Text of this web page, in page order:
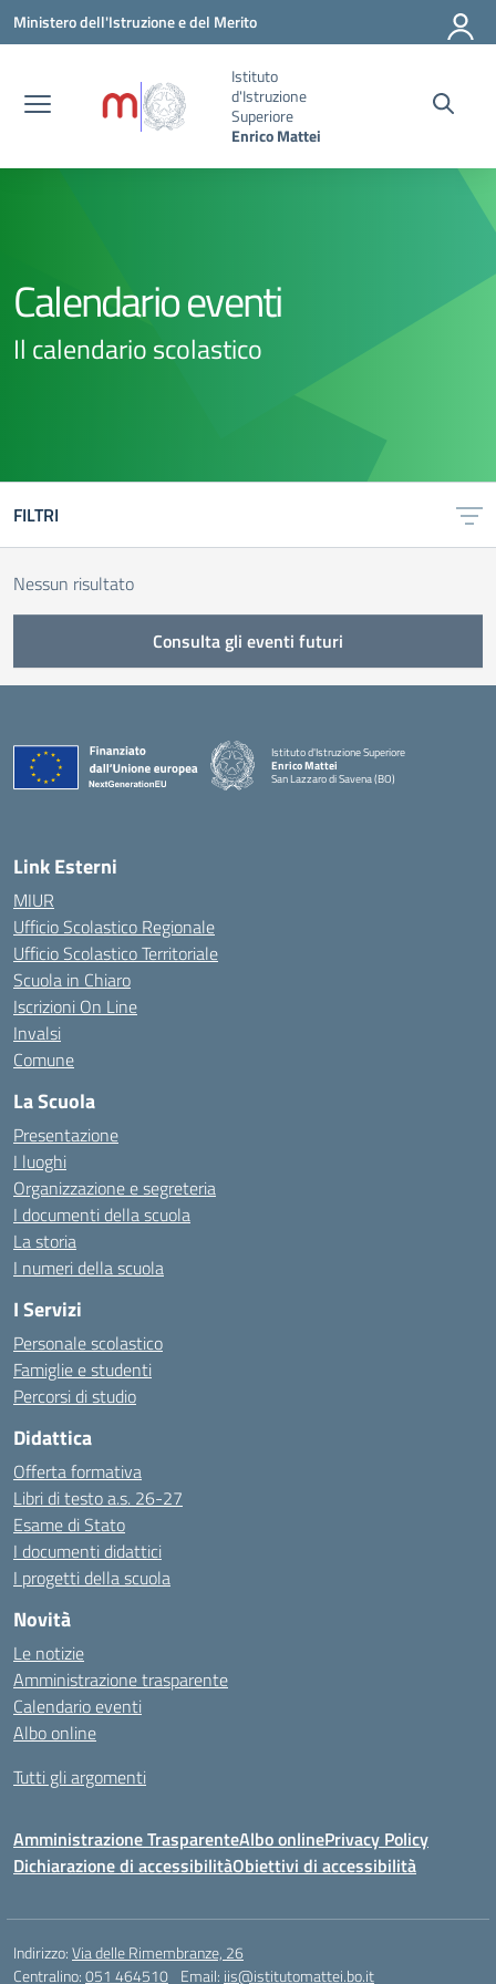
Vai ai contenuti
Vai al menu di navigazione
Vai al footer
Ministero dell'Istruzione e del Merito
Istituto
d'Istruzione
Superiore
Enrico Mattei
Calendario eventi
Il calendario scolastico
FILTRI
Nessun risultato
Consulta gli eventi futuri
Istituto d'Istruzione Superiore
Enrico Mattei
San Lazzaro di Savena (BO)
Link Esterni
MIUR
Ufficio Scolastico Regionale
Ufficio Scolastico Territoriale
Scuola in Chiaro
Iscrizioni On Line
Invalsi
Comune
La Scuola
Presentazione
I luoghi
Organizzazione e segreteria
I documenti della scuola
La storia
I numeri della scuola
I Servizi
Personale scolastico
Famiglie e studenti
Percorsi di studio
Didattica
Offerta formativa
Libri di testo a.s. 26-27
Esame di Stato
I documenti didattici
I progetti della scuola
Novità
Le notizie
Amministrazione trasparente
Calendario eventi
Albo online
Tutti gli argomenti
Amministrazione TrasparenteAlbo onlinePrivacy Policy
Dichiarazione di accessibilitàObiettivi di accessibilità
Indirizzo:Via delle Rimembranze, 26
Centralino:051 464510 Email: iis@istitutomattei.bo.it